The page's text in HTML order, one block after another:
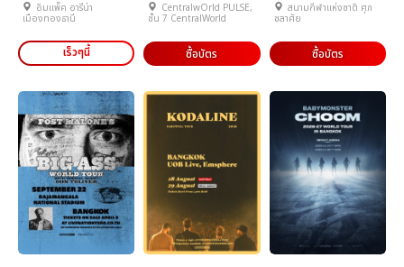
อิมแพ็ค อารีน่า
เมืองทองธานี
เร็วๆนี้
CentralwOrld PULSE,
ชั้น 7 CentralWorld
ซื้อบัตร
สนามกีฬาแห่งชาติ ศุภ
ชลาศัย
ซื้อบัตร